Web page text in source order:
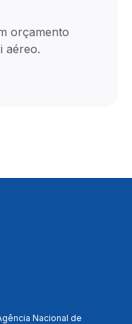
orçamento
aéreo.
Nacional de